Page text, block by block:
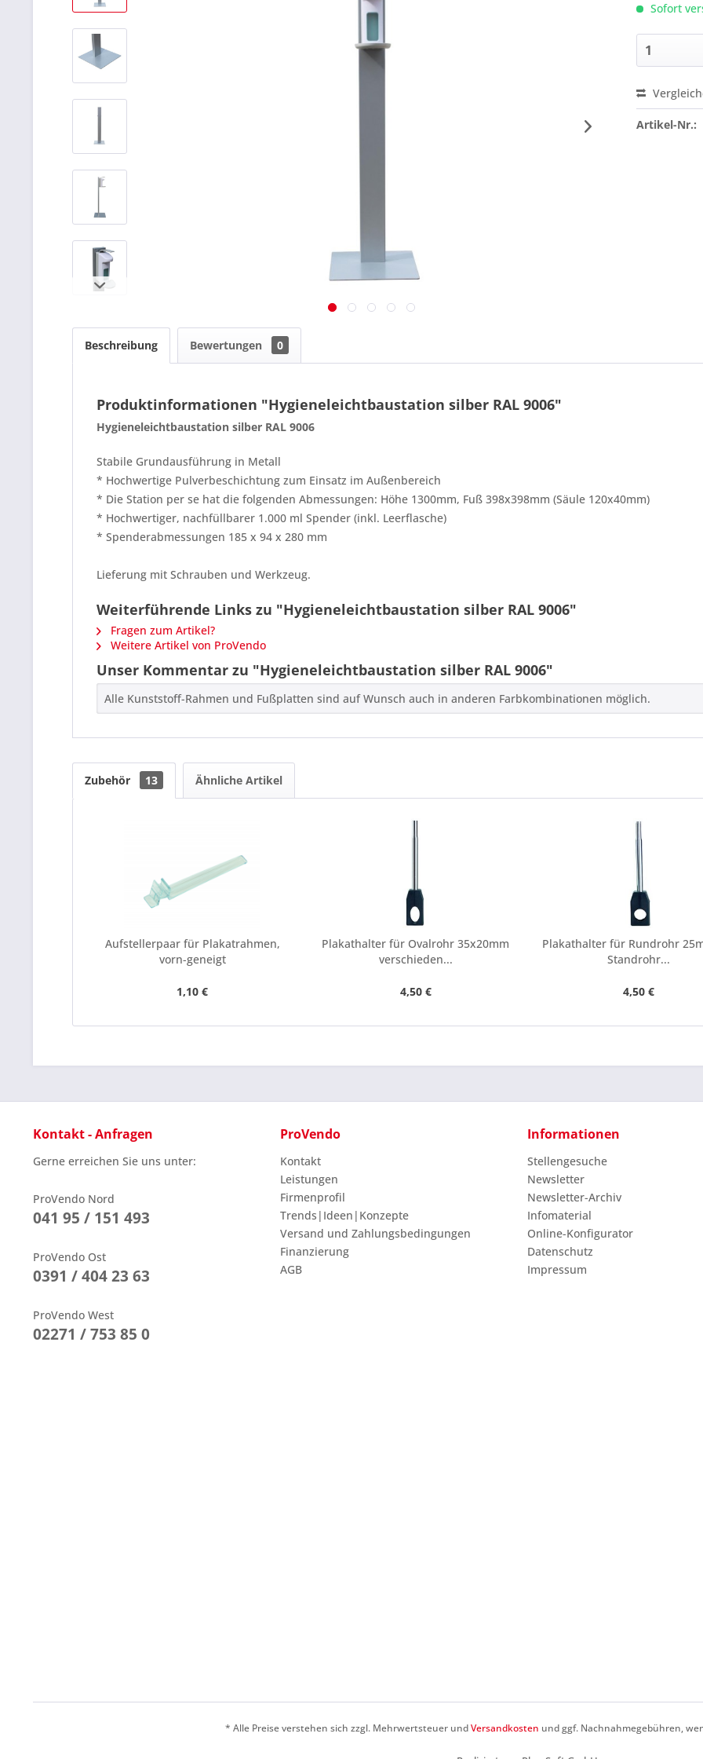
Sofort
Preis
Artikel-Nr.:
Beschreibung Bewertungen 0
Produktinformationen "Hygieneleichtbaustation silber RAL 9006"
Hygieneleichtbaustation silber RAL 9006
Stabile Grundausführung in Metall
* Hochwertige Pulverbeschichtung zum Einsatz im Außenbereich
* Die Station per se hat die folgenden Abmessungen: Höhe 1300mm, Fuß 398x398mm (Säule 120x40mm)
* Hochwertiger, nachfüllbarer 1.000 ml Spender (inkl. Leerflasche)
* Spenderabmessungen 185 x 94 x 280 mm
Lieferung mit Schrauben und Werkzeug.
Weiterführende Links zu "Hygieneleichtbaustation silber RAL 9006"
Fragen zum Artikel?
Weitere Artikel von ProVendo
Unser Kommentar zu "Hygieneleichtbaustation silber RAL 9006"
Alle Kunststoff-Rahmen und Fußplatten sind auf Wunsch auch in anderen Farbkombinationen möglich.
Zubehör 13 Ähnliche Artikel
Aufstellerpaar für Plakatrahmen,
vorn-geneigt
1,10 €
Plakathalter für Ovalrohr 35x20mm
verschieden...
4,50 €
Plakathalter für Rundrohr
Standrohr...
4,50 €
Kontakt - Anfragen
Gerne erreichen Sie uns unter:
ProVendo Nord
041 95 / 151 493
ProVendo Ost
0391 / 404 23 63
ProVendo West
02271 / 753 85 0
ProVendo
Kontakt
Leistungen
Firmenprofil
Trends|Ideen|Konzepte
Versand und Zahlungsbedingungen
Finanzierung
AGB
Informationen
Stellengesuche
Newsletter
Newsletter-Archiv
Infomaterial
Online-Konfigurator
Datenschutz
Impressum
* Alle Preise verstehen sich zzgl. Mehrwertsteuer undVersandkosten und ggf. Nachnahmegebühren,